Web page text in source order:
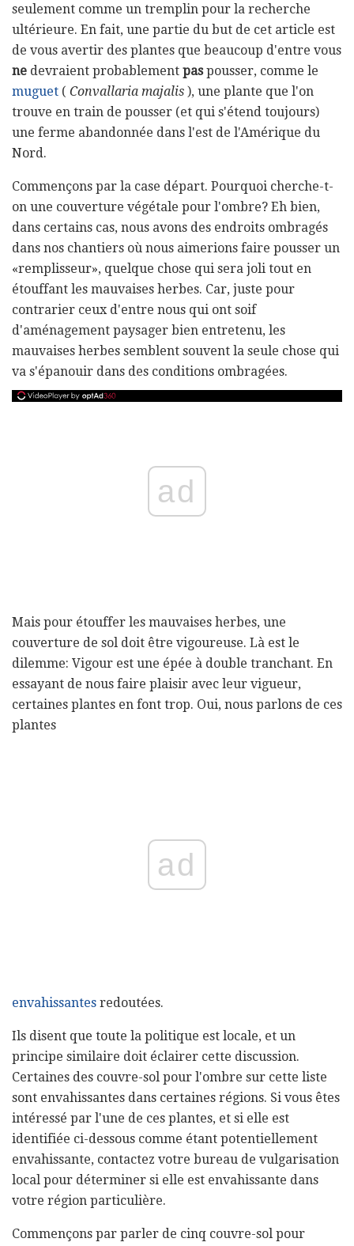
seulement comme un tremplin pour la recherche
ultérieure. En fait, une partie du but de cet article est
de vous avertir des plantes que beaucoup d'entre vous
ne devraient probablement paspousser, comme le
muguet ( Convallaria majalis ), une plante que l'on
trouve en train de pousser (et qui s'étend toujours)
une ferme abandonnée dans l'est de l'Amérique du
Nord.
Commençons par la case départ. Pourquoi cherche-t-
on une couverture végétale pour l'ombre? Eh bien,
dans certains cas, nous avons des endroits ombragés
dans nos chantiers où nous aimerions faire pousser un
«remplisseur», quelque chose qui sera joli tout en
étouffant les mauvaises herbes. Car, juste pour
contrarier ceux d'entre nous qui ont soif
d'aménagement paysager bien entretenu, les
mauvaises herbes semblent souvent la seule chose qui
va s'épanouir dans des conditions ombragées.
ad
Mais pour étouffer les mauvaises herbes, une
couverture de sol doit être vigoureuse. Là est le
dilemme: Vigour est une épée à double tranchant. En
essayant de nous faire plaisir avec leur vigueur,
certaines plantes en font trop. Oui, nous parlons de ces
plantes
ad
envahissantes redoutées.
Ils disent que toute la politique est locale, et un
principe similaire doit éclairer cette discussion.
Certaines des couvre-sol pour l'ombre sur cette liste
sont envahissantes dans certaines régions. Si vous êtes
intéressé par l'une de ces plantes, et si elle est
identifiée ci-dessous comme étant potentiellement
envahissante, contactez votre bureau de vulgarisation
local pour déterminer si elle est envahissante dans
votre région particulière.
Commençons par parler de cinq couvre-sol pour